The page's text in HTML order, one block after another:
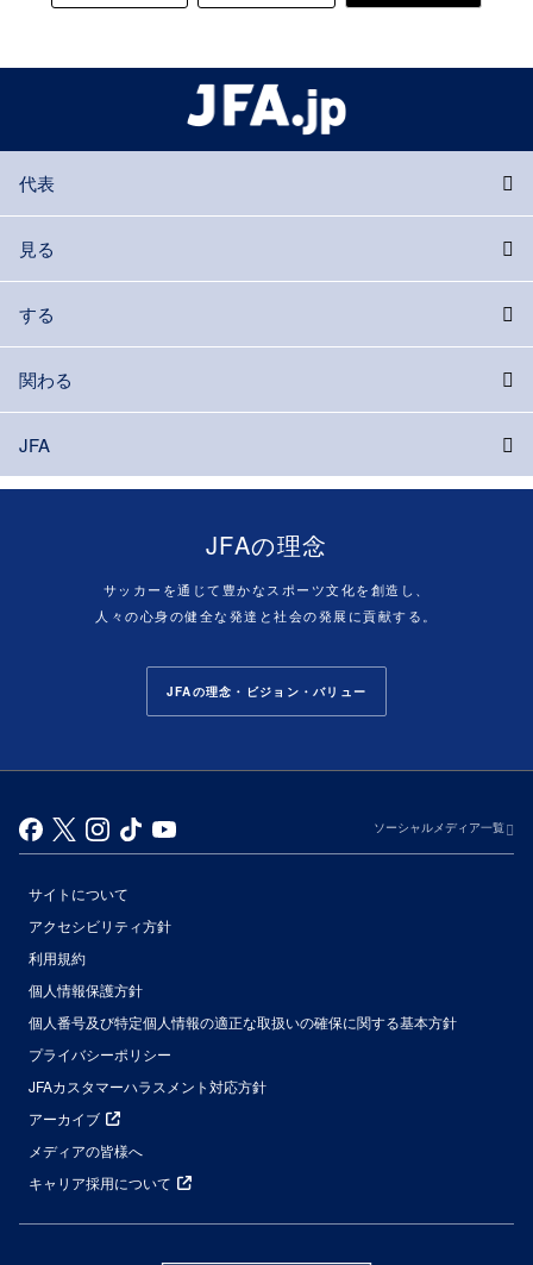
代表
見る
する
関わる
JFA
JFAの理念
サッカーを通じて豊かなスポーツ文化を創造し、
人々の心身の健全な発達と社会の発展に貢献する。
JFAの理念・ビジョン・バリュー
ソーシャルメディア一覧
サイトについて
アクセシビリティ方針
利用規約
個人情報保護方針
個人番号及び特定個人情報の適正な取扱いの確保に関する基本方針
プライバシーポリシー
JFAカスタマーハラスメント対応方針
アーカイブ
メディアの皆様へ
キャリア採用について